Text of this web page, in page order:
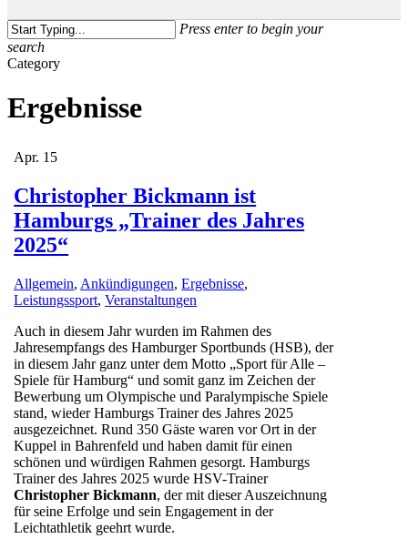
Press enter to begin your
search
Close
Category
Ergebnisse
Apr. 15
Christopher Bickmann ist
Hamburgs „Trainer des Jahres
2025“
Allgemein, Ankündigungen,Ergebnisse,
Leistungssport,Veranstaltungen
Auch in diesem Jahr wurden im Rahmen des
Jahresempfangs des Hamburger Sportbunds (HSB), der
in diesem Jahr ganz unter dem Motto „Sport für Alle –
Spiele für Hamburg“ und somit ganz im Zeichen der
Bewerbung um Olympische und Paralympische Spiele
stand, wieder Hamburgs Trainer des Jahres 2025
ausgezeichnet. Rund 350 Gäste waren vor Ort in der
Kuppel in Bahrenfeld und haben damit für einen
schönen und würdigen Rahmen gesorgt. Hamburgs
Trainer des Jahres 2025 wurde HSV-Trainer
Christopher Bickmann, der mit dieser Auszeichnung
für seine Erfolge und sein Engagement in der
Leichtathletik geehrt wurde.